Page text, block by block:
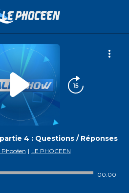
4 : Questions / Réponses
| LE PHOCEEN
00:00